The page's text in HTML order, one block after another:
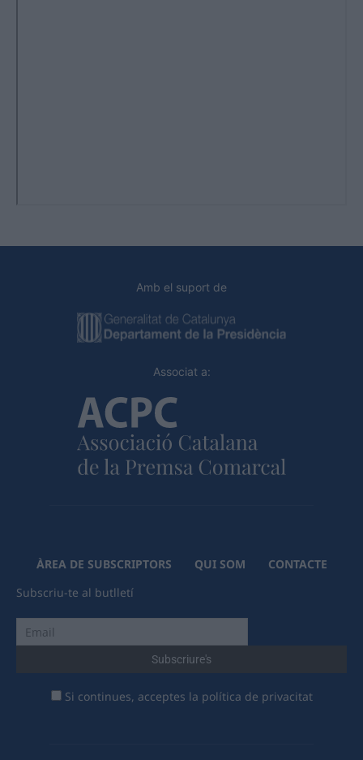
Amb el suport de
Associat a:
ÀREA DE SUBSCRIPTORS QUI SOM
CONTACTE
Subscriu-te al butlletí
Si continues, acceptes la política de privacitat